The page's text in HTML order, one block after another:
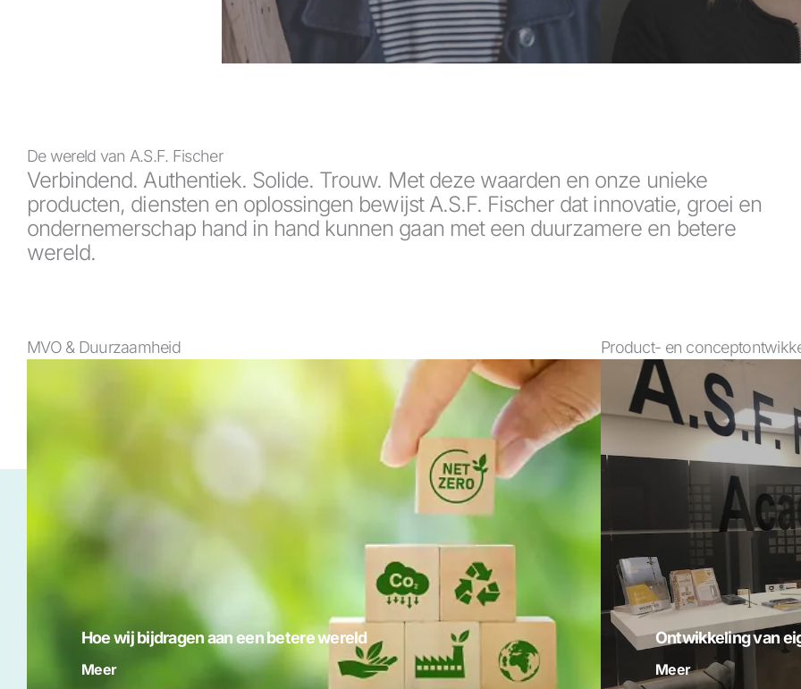
De wereld van A.S.F. Fischer
Verbindend. Authentiek. Solide. Trouw. Met deze waarden en onze unieke
producten, diensten en oplossingen bewijst A.S.F. Fischer dat innovatie, groei en
ondernemerschap hand in hand kunnen gaan met een duurzamere en betere
wereld.
MVO & Duurzaamheid
Hoe wij bijdragen aan een betere wereld
Meer
Product- en
Ontwikkeling van
Meer